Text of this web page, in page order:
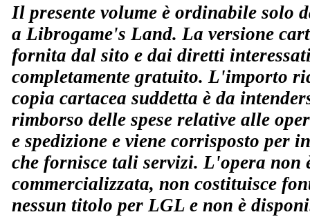
Il presente volume è ordinabile solo
a Librogame's Land. La versione
fornita dal sito e dai diretti
completamente gratuito. L'importo
copia cartacea suddetta è da
rimborso delle spese relative alle
e spedizione e viene corrisposto per
che fornisce tali servizi. L'opera non
commercializzata, non costituisce
nessun titolo per LGL e non è